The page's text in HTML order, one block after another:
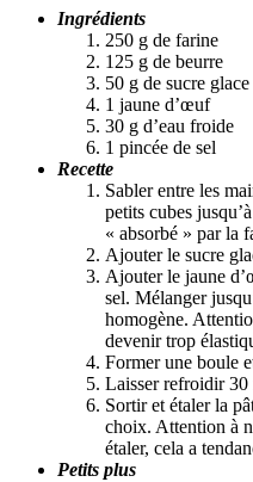
Ingrédients
250 g de farine
125 g de beurre
50 g de sucre glace
1 jaune d’œuf
30 g d’eau froide
1 pincée de sel
Recette
Sabler entre les
petits cubes
« absorbé » par la
Ajouter le sucre
Ajouter le jaune
sel. Mélanger
homogène.
devenir trop
Former une boule
Laisser refroidir 30
Sortir et étaler la
choix. Attention à
étaler, cela a
Petits plus